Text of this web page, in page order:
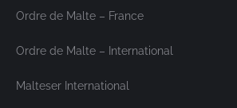
Ordre de Malte – France
Ordre de Malte – International
Malteser International